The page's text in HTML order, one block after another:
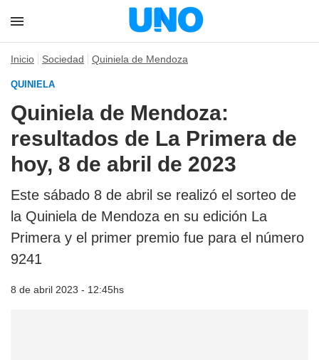
Inicio Sociedad Quiniela de Mendoza
QUINIELA
Quiniela de Mendoza:
resultados de La Primera de
hoy, 8 de abril de 2023
Este sábado 8 de abril se realizó el sorteo de
la Quiniela de Mendoza en su edición La
Primera y el primer premio fue para el número
9241
8 de abril 2023 - 12:45hs